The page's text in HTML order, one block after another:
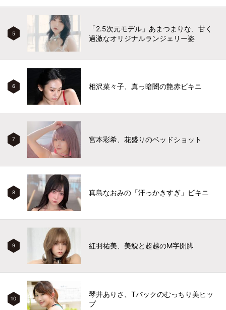
5
「2.5次元モデル」あまつまりな、甘く
過激なオリジナルランジェリー姿
6 相沢菜々子、真っ暗闇の艶赤ビキニ
7 宮本彩希、花盛りのベッドショット
8 真島なおみの「汗っかきすぎ」ビキニ
9 紅羽祐美、美貌と超越のM字開脚
10
琴井ありさ、Tバックのむっちり美ヒッ
プ